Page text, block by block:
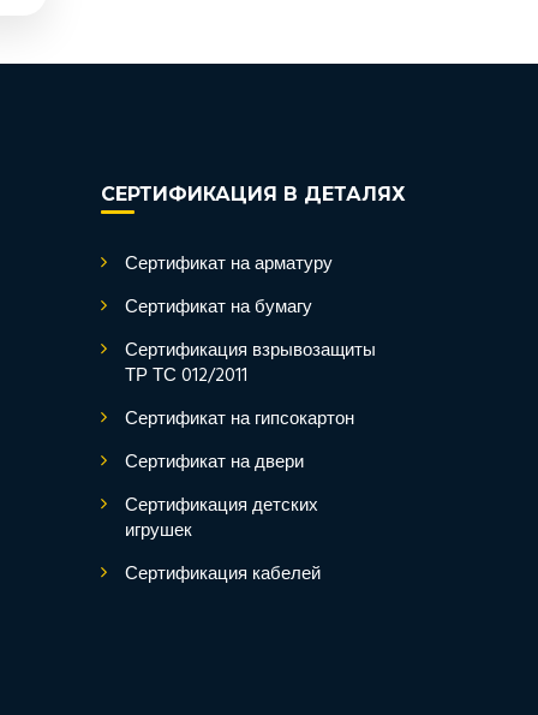
СЕРТИФИКАЦИЯ В ДЕТАЛЯХ
Сертификат на арматуру
Сертификат на бумагу
Сертификация взрывозащиты
ТР ТС 012/2011
Сертификат на гипсокартон
Сертификат на двери
Сертификация детских
игрушек
Сертификация кабелей